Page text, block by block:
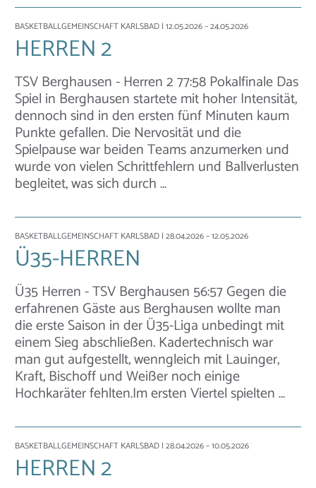
BASKETBALLGEMEINSCHAFT KARLSBAD | 12.05.2026 – 24.05.2026
HERREN 2
TSV Berghausen - Herren 2 77:58 Pokalfinale Das
Spiel in Berghausen startete mit hoher Intensität,
dennoch sind in den ersten fünf Minuten kaum
Punkte gefallen. Die Nervosität und die
Spielpause war beiden Teams anzumerken und
wurde von vielen Schrittfehlern und Ballverlusten
begleitet, was sich durch …
BASKETBALLGEMEINSCHAFT KARLSBAD | 28.04.2026 – 12.05.2026
Ü35-HERREN
Ü35 Herren - TSV Berghausen 56:57 Gegen die
erfahrenen Gäste aus Berghausen wollte man
die erste Saison in der Ü35-Liga unbedingt mit
einem Sieg abschließen. Kadertechnisch war
man gut aufgestellt, wenngleich mit Lauinger,
Kraft, Bischoff und Weißer noch einige
Hochkaräter fehlten.Im ersten Viertel spielten …
BASKETBALLGEMEINSCHAFT KARLSBAD | 28.04.2026 – 10.05.2026
HERREN 2